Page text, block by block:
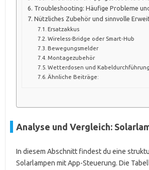
Troubleshooting: Häufige Probleme
Nützliches Zubehör und sinnvolle
Ersatzakkus
Wireless‑Bridge oder Smart‑Hub
Bewegungsmelder
Montagezubehör
Wetterdosen und
Ähnliche Beiträge:
Analyse und Vergleich:
In diesem Abschnitt findest du eine
Solarlampen mit App-Steuerung. Die